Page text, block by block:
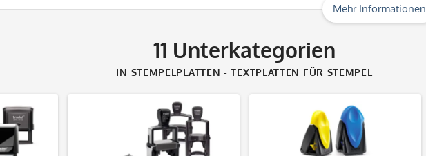
Mehr Informationen
11 Unterkategorien
IN STEMPELPLATTEN - TEXTPLATTEN FÜR STEMPEL